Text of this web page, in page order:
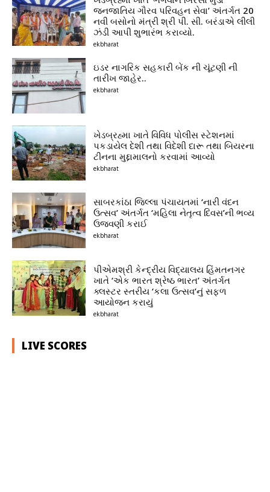
જનજાતિય ગૌરવ પરિવહન સેવા’ અંતર્ગત 20
નવી બસોનો મંત્રી શ્રી પી. સી. બરંડાએ લીલી
ઝંડી આપી શુભારંભ કરાવ્યો.
ekbharat
ઇડર નાગરિક સહકારી બેંક ની ચૂંટણી ની
તારીખ જાહેર..
ekbharat
ખેડબ્રહ્મા ખાતે વિવિધ પોલીસ સ્ટેશનમાં
પકડાયેલ દેશી તથા વિદેશી દારૂ તથા બિયરના
ટીનના મુદ્દામાલનો કરવામાં આવ્યો
ekbharat
સાબરકાંઠા જિલ્લા પંચાયતમાં ‘નારી વંદન
ઉત્સવ’ અંતર્ગત ‘મહિલા નેતૃત્વ દિવસ’ની ભવ્ય
ઉજવણી કરાઈ
ekbharat
પીએમશ્રી કેન્દ્રીય વિદ્યાલય હિંમતનગર
ખાતે ‘એક ભારત શ્રેષ્ઠ ભારત’ અંતર્ગત
ક્લસ્ટર સ્તરીય ‘કલા ઉત્સવ’નું સફળ
આયોજન કરાયું
ekbharat
LIVE SCORES